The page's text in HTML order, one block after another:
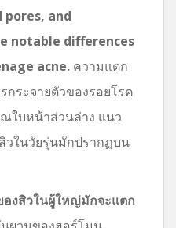
and
notable differences
acne. ความแตก
กระจายตัวของรอยโรค
ใบหน้าส่วนล่าง แนว
ในวัยรุ่นมักปรากฏบน
งสิวในผู้ใหญ่มักจะแตก